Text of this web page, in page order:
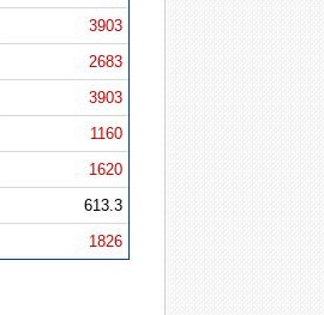
3903
2683
3903
1160
1620
613.3
1826